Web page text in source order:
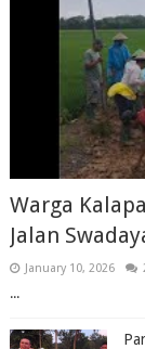
Warga
Jalan
January 10, 2026
...